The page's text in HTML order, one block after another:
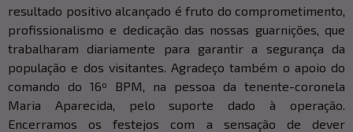
resultado positivo alcançado é fruto do comprometimento,
profissionalismo e dedicação das nossas guarnições, que
trabalharam diariamente para garantir a segurança da
população e dos visitantes. Agradeço também o apoio do
comando do 16º BPM, na pessoa da tenente-coronela
Maria Aparecida, pelo suporte dado à operação.
Encerramos os festejos com a sensação de dever